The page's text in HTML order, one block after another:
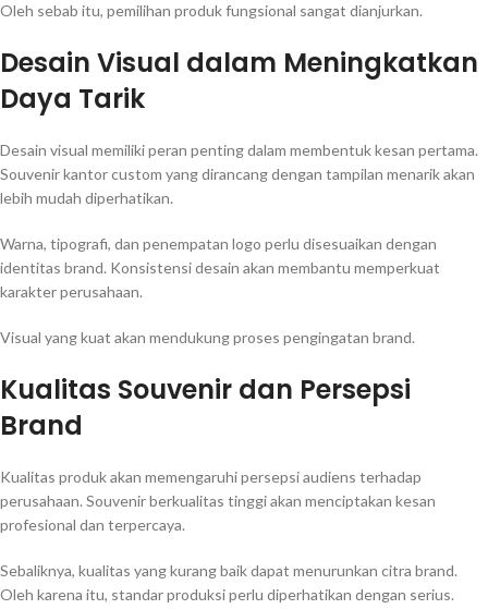
Oleh sebab itu, pemilihan produk fungsional sangat dianjurkan.
Desain Visual dalam Meningkatkan
Daya Tarik
Desain visual memiliki peran penting dalam membentuk kesan pertama.
Souvenir kantor custom yang dirancang dengan tampilan menarik akan
lebih mudah diperhatikan.
Warna, tipografi, dan penempatan logo perlu disesuaikan dengan
identitas brand. Konsistensi desain akan membantu memperkuat
karakter perusahaan.
Visual yang kuat akan mendukung proses pengingatan brand.
Kualitas Souvenir dan Persepsi
Brand
Kualitas produk akan memengaruhi persepsi audiens terhadap
perusahaan. Souvenir berkualitas tinggi akan menciptakan kesan
profesional dan terpercaya.
Sebaliknya, kualitas yang kurang baik dapat menurunkan citra brand.
Oleh karena itu, standar produksi perlu diperhatikan dengan serius.